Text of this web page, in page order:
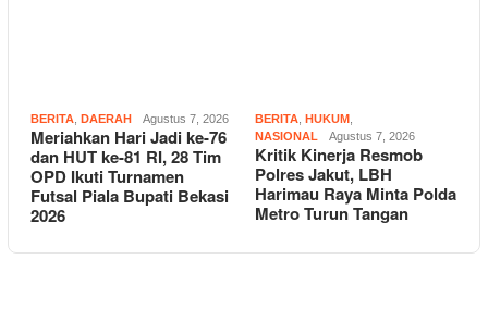
BERITA DAERAH Agustus 7, 2026
Meriahkan Hari Jadi ke-76
dan HUT ke-81 RI, 28 Tim
OPD Ikuti Turnamen
Futsal Piala Bupati Bekasi
2026
BERITA HUKUM
NASIONAL
Agustus 7, 2026
Kritik Kinerja Resmob
Polres Jakut, LBH
Harimau Raya Minta Polda
Metro Turun Tangan